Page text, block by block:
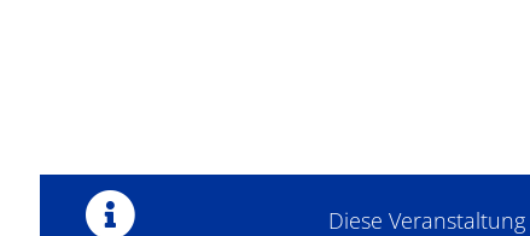
Diese